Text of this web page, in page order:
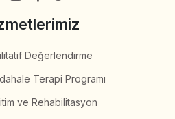
Değerlendirme
Terapi Programı
ve Rehabilitasyon